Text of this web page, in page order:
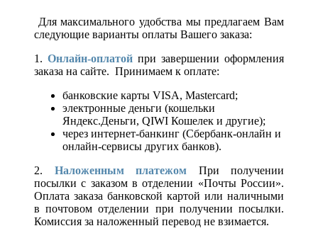
Для максимального удобства мы предлагаем Вам
следующие варианты оплаты Вашего заказа:
1. Онлайн-оплатой при завершении оформления
заказа на сайте. Принимаем к оплате:
банковские карты VISA, Mastercard;
электронные деньги (кошельки
Яндекс.Деньги, QIWI Кошелек и другие);
через интернет-банкинг (Сбербанк-онлайн и
онлайн-сервисы других банков).
2. Наложенным платежом При получении
посылки с заказом в отделении «Почты России».
Оплата заказа банковской картой или наличными
в почтовом отделении при получении посылки.
Комиссия за наложенный перевод не взимается.